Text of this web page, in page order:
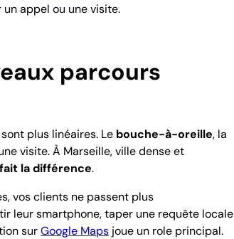
appel ou une visite.
parcours
plus linéaires. Le bouche-à-oreille, la
visite. À Marseille, ville dense et
fait la différence.
vos clients ne passent plus
leur smartphone, taper une requête locale
surGoogle Maps joue un role principal.